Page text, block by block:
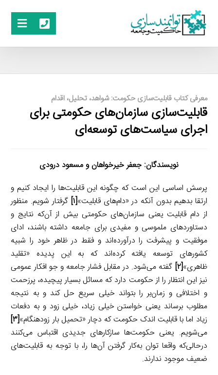
معرفی کتاب قابلیت‌سازی حکومت: شواهد، تحلیل، اقدام
قابلیت‌سازی سازمان‌های حکومتی برای
اجرای سیاست‌های توسعه‌ای
نویسندگان: جعفر خیرخواهان و مسعود درودی
پرسش اساسی این است که چگونه این قابلیت‌ها را ایجاد کنیم و
ارتقا بدهیم بدون آنکه در «دام‌های قابلیت»[۱] گرفتار شویم. منظور
از دام قابلیت یعنی سازمان‌های حکومتی بیش از آن‌که نتایج و
دستاوردهای ملموسی و مفیدی برای جامعه داشته باشند، ادای
موفقیت و پیشرفت را درآورده‌اند و فقط در ظاهر خود را شبیه
کشورهای توسعه یافته کرده‌اند که به این پدیده «تقلید
ظاهری»[۲]
گفته می‌شود. در مقابل فشار جامعه و جو افکار عمومی
نیز این انتظار را از حکومت دارد که مسائل بسیار پیچیده، پرزحمت
و اختلافی و زمان‌بر را بتواند خیلی سریع حل کند و به نتیجه
مطلوب برساند یعنی خواستن خیلی زیاد، خیلی زود و به دفعات
زیاد اما با قابلیت اندک حکومت که دچار «تحمیل بار زودهنگام»[۳]
می‌شویم. یعنی حکومت‌ها سازکارهای جدیدی اقتباس می‌کنند
درحالی‌که واقعا توان به‌کار گرفتن آن‌ها را، با توجه به قابلیت‌های
ضعیف موجود ندارند.